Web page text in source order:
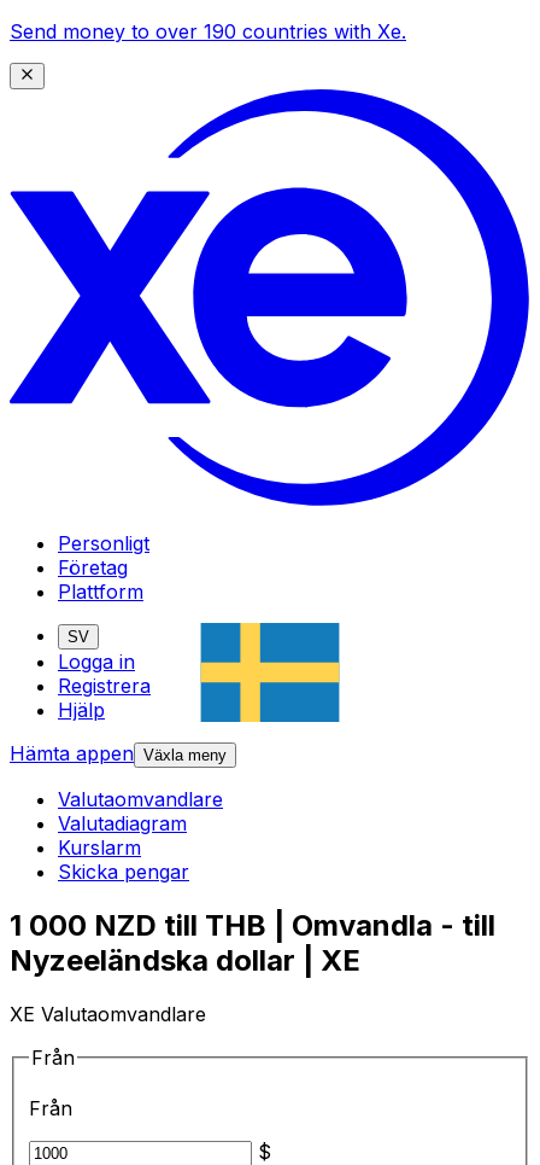
Send money to over 190 countries with Xe.
Personligt
Företag
Plattform
SV
Logga in
Registrera
Hjälp
Hämta appen Växla meny
Valutaomvandlare
Valutadiagram
Kurslarm
Skicka pengar
1 000 NZD till THB | Omvandla - till
Nyzeeländska dollar | XE
XE Valutaomvandlare
Från
Från
$